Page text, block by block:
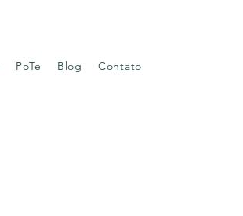
PoTe Blog Contato